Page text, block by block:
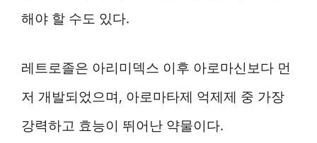
해야 할 수도 있다.
레트로졸은 아리미덱스 이후 아로마신보다 먼
저 개발되었으며, 아로마타제 억제제 중 가장
강력하고 효능이 뛰어난 약물이다.